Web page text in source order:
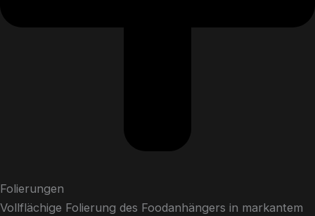
Folierungen
Vollflächige Folierung des Foodanhängers in markantem